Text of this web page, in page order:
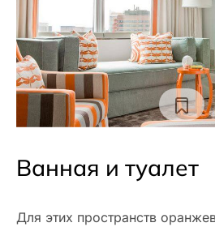
Ванная и туалет
Для этих пространств